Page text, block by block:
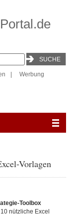
Werbung
Vorlagen
Toolbox
nützliche Excel